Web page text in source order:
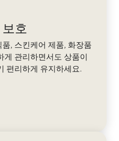
호
, 스킨케어 제품, 화장품
게 관리하면서도 상품이
편리하게 유지하세요.